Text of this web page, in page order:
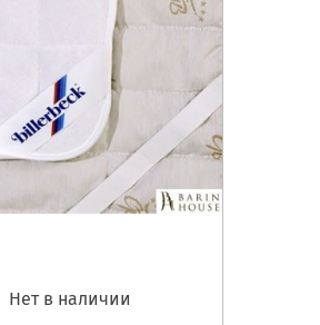
Нет в наличии